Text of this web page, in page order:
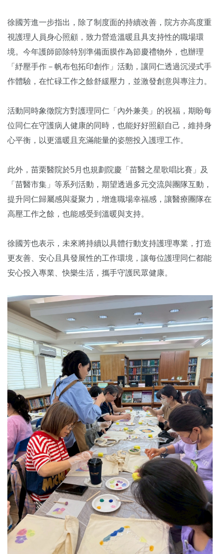
徐國芳進一步指出，除了制度面的持續改善，院方亦高度重
視護理人員身心照顧，致力營造溫暖且具支持性的職場環
境。今年護師節除特別準備面膜作為節慶禮物外，也辦理
「紓壓手作－帆布包拓印創作」活動，讓同仁透過沉浸式手
作體驗，在忙碌工作之餘舒緩壓力，並激發創意與專注力。
活動同時象徵院方對護理同仁「內外兼美」的祝福，期盼每
位同仁在守護病人健康的同時，也能好好照顧自己，維持身
心平衡，以更溫暖且充滿能量的姿態投入護理工作。
此外，苗栗醫院於5月也規劃院慶「苗醫之星歌唱比賽」及
「苗醫市集」等系列活動，期望透過多元交流與團隊互動，
提升同仁歸屬感與凝聚力，增進職場幸福感，讓醫療團隊在
高壓工作之餘，也能感受到溫暖與支持。
徐國芳也表示，未來將持續以具體行動支持護理專業，打造
更友善、安心且具發展性的工作環境，讓每位護理同仁都能
安心投入專業、快樂生活，攜手守護民眾健康。